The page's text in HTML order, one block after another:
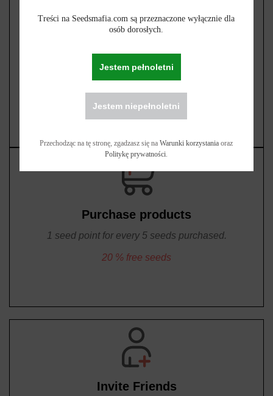
YOUR REWARDS
Reward history
Withdrawals
Purchase products
1 seed point for every 5 seeds purchased.
20 % free seeds
Invite Friends
Treści na Seedsmafia.com są przeznaczone wyłącznie dla
osób dorosłych.
Jestem pełnoletni
Jestem niepełnoletni
Przechodząc na tę stronę, zgadzasz się naWarunki korzystania oraz
Politykę prywatności.